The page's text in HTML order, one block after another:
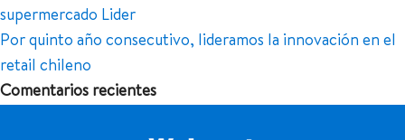
supermercado Lider
Por quinto año consecutivo, lideramos la innovación en el
retail chileno
Comentarios recientes